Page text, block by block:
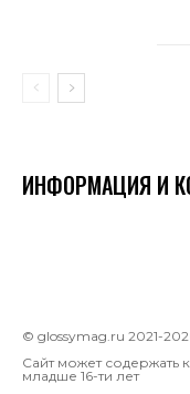
ИНФОРМАЦИЯ И
© glossymag.ru 2021-
Сайт может содержать
младше 16-ти лет